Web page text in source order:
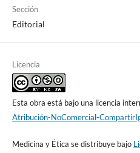
Sección
Editorial
Licencia
Esta obra está bajo una licencia
Atribución-NoComercial-
Medicina y Ética se distribuye bajo